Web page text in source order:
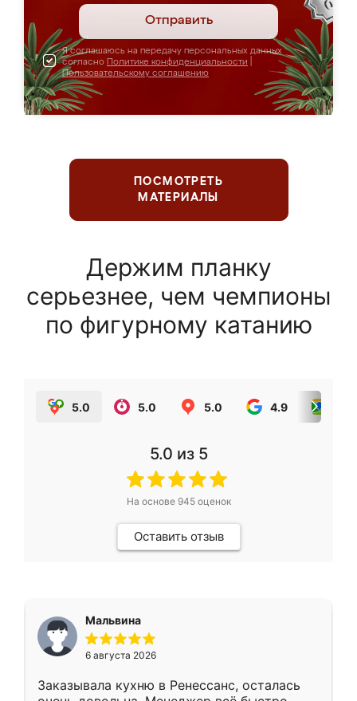
Отправить
Я соглашаюсь на передачу персональных данных
согласно Политике конфиденциальности
Пользовательскому соглашению
ПОСМОТРЕТЬ
МАТЕРИАЛЫ
Держим планку
серьезнее, чем чемпионы
по фигурному катанию
5.0 5.0 5.0 4.9
5.0 из 5
На основе 945оценок
Оставить отзыв
Мальвина
6 августа 2026
Заказывала кухню в Ренессанс, осталась